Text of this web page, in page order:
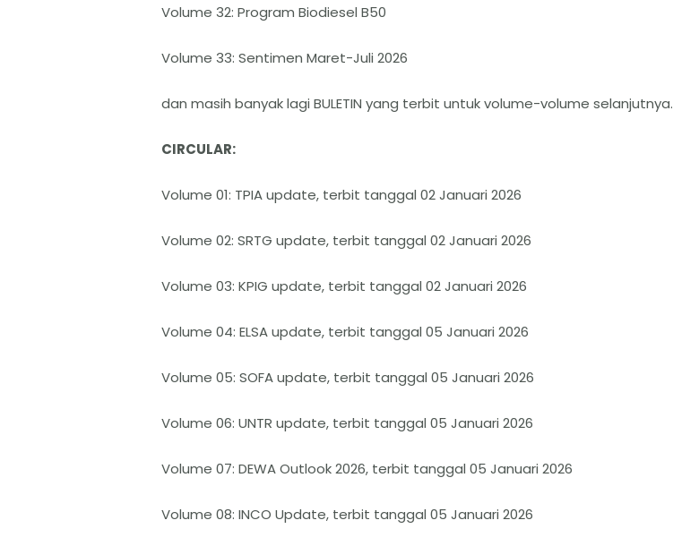
Volume 32: Program Biodiesel B50
Volume 33: Sentimen Maret-Juli 2026
dan masih banyak lagi BULETIN yang terbit untuk volume-volume selanjutnya.
CIRCULAR:
Volume 01: TPIA update, terbit tanggal 02 Januari 2026
Volume 02: SRTG update, terbit tanggal 02 Januari 2026
Volume 03: KPIG update, terbit tanggal 02 Januari 2026
Volume 04: ELSA update, terbit tanggal 05 Januari 2026
Volume 05: SOFA update, terbit tanggal 05 Januari 2026
Volume 06: UNTR update, terbit tanggal 05 Januari 2026
Volume 07: DEWA Outlook 2026, terbit tanggal 05 Januari 2026
Volume 08: INCO Update, terbit tanggal 05 Januari 2026